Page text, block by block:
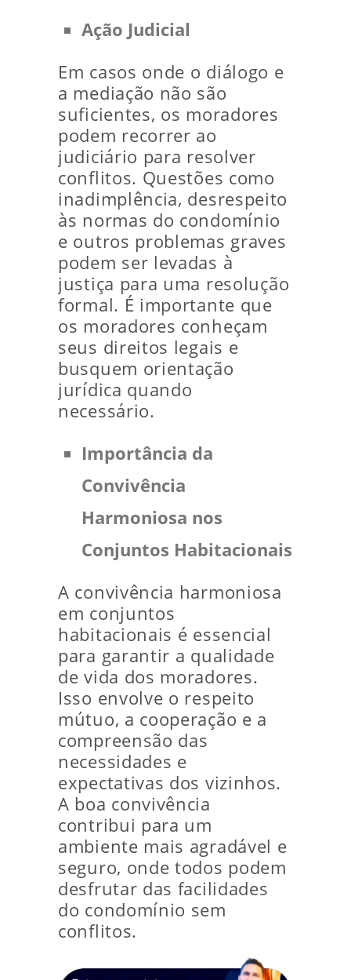
Ação Judicial
Em casos onde o diálogo e
a mediação não são
suficientes, os moradores
podem recorrer ao
judiciário para resolver
conflitos. Questões como
inadimplência, desrespeito
às normas do condomínio
e outros problemas graves
podem ser levadas à
justiça para uma resolução
formal. É importante que
os moradores conheçam
seus direitos legais e
busquem orientação
jurídica quando
necessário.
Importância da
Convivência
Harmoniosa nos
Conjuntos Habitacionais
A convivência harmoniosa
em conjuntos
habitacionais é essencial
para garantir a qualidade
de vida dos moradores.
Isso envolve o respeito
mútuo, a cooperação e a
compreensão das
necessidades e
expectativas dos vizinhos.
A boa convivência
contribui para um
ambiente mais agradável e
seguro, onde todos podem
desfrutar das facilidades
do condomínio sem
conflitos.